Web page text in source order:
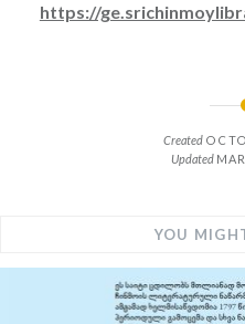
Created
Updated
https://
YOU